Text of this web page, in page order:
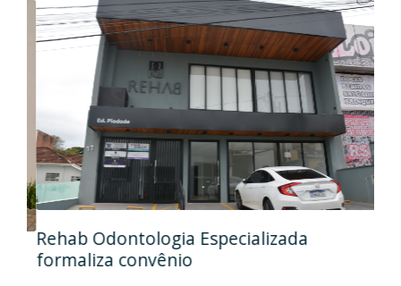
Rehab Odontologia Especializada
formaliza convênio